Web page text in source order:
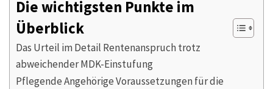
Die wichtigsten Punkte im
Überblick
Das Urteil im Detail Rentenanspruch trotz
abweichender MDK-Einstufung
Pflegende Angehörige Voraussetzungen für die